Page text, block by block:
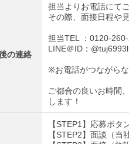
の連絡
担当よりお電話にて
その際、面接日程や
担当TEL ：0120-
LINE＠ID：@tuj6993l
※お電話がつながら
ご都合の良いお時間
します！
【STEP1】応募ボタ
【STEP2】面談（当